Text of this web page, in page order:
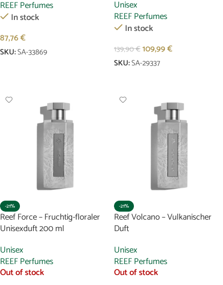
REEF Perfumes
In stock
87,76€
SKU:SA-33869
Unisex
REEF Perfumes
In stock
139,90€109,99€
SKU:SA-29337
-21%
Reef Force – Fruchtig-floraler
Unisexduft 200 ml
Unisex
REEF Perfumes
Out of stock
-21%
Reef Volcano – Vulkanischer
Duft
Unisex
REEF Perfumes
Out of stock